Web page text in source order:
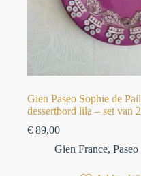
Gien Paseo Sophie de
dessertbord lila – set van 2
€ 89,00
Gien France, Paseo